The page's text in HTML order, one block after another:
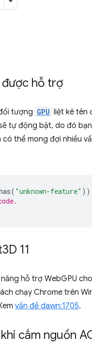
được hỗ trợ
tượng GPU liệt kê tên
tự động bật, do đó
thể mong đợi nhiều
( "unknown-feature" ))
11
hỗ trợ WebGPU
chạy Chrome trên
vấn đề dawn:1705.
cắm nguồn